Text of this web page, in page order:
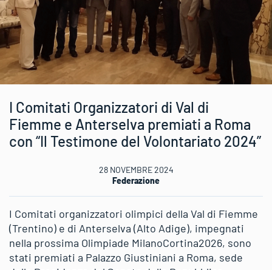
I Comitati Organizzatori di Val di
Fiemme e Anterselva premiati a Roma
con “Il Testimone del Volontariato 2024”
28 NOVEMBRE 2024
Federazione
I Comitati organizzatori olimpici della Val di Fiemme
(Trentino) e di Anterselva (Alto Adige), impegnati
nella prossima Olimpiade MilanoCortina2026, sono
stati premiati a Palazzo Giustiniani a Roma, sede